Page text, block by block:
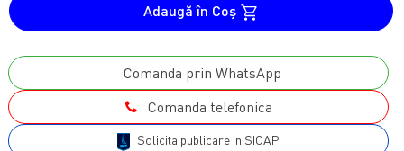
Adaugă în Coş
Comanda prin WhatsApp
Comanda telefonica
Solicita publicare in SICAP